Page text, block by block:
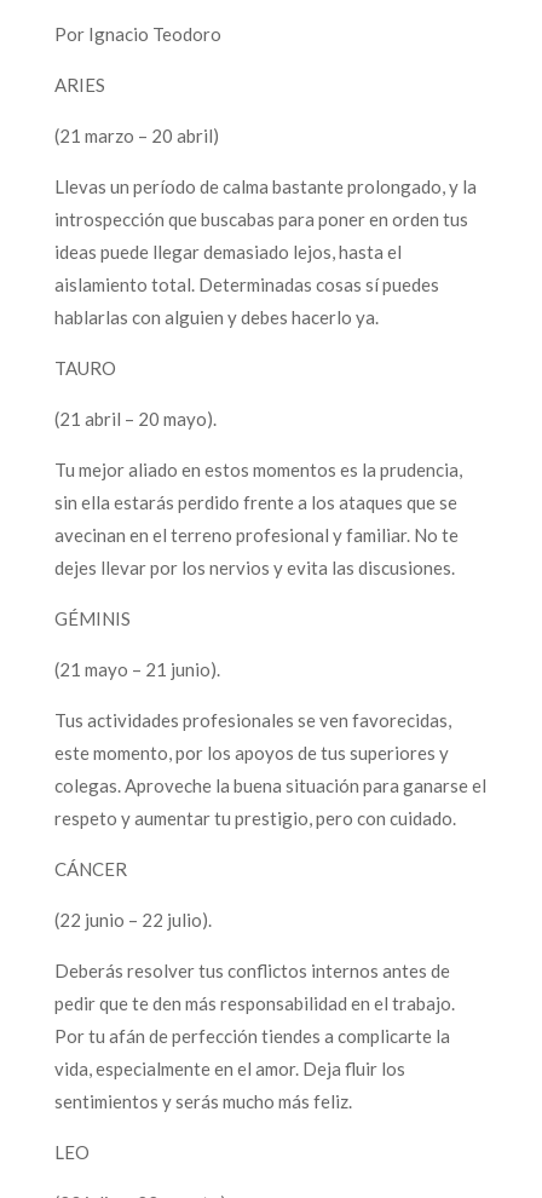
Por Ignacio Teodoro
ARIES
(21 marzo – 20 abril)
Llevas un período de calma bastante prolongado, y la
introspección que buscabas para poner en orden tus
ideas puede llegar demasiado lejos, hasta el
aislamiento total. Determinadas cosas sí puedes
hablarlas con alguien y debes hacerlo ya.
TAURO
(21 abril – 20 mayo).
Tu mejor aliado en estos momentos es la prudencia,
sin ella estarás perdido frente a los ataques que se
avecinan en el terreno profesional y familiar. No te
dejes llevar por los nervios y evita las discusiones.
GÉMINIS
(21 mayo – 21 junio).
Tus actividades profesionales se ven favorecidas,
este momento, por los apoyos de tus superiores y
colegas. Aproveche la buena situación para ganarse el
respeto y aumentar tu prestigio, pero con cuidado.
CÁNCER
(22 junio – 22 julio).
Deberás resolver tus conflictos internos antes de
pedir que te den más responsabilidad en el trabajo.
Por tu afán de perfección tiendes a complicarte la
vida, especialmente en el amor. Deja fluir los
sentimientos y serás mucho más feliz.
LEO